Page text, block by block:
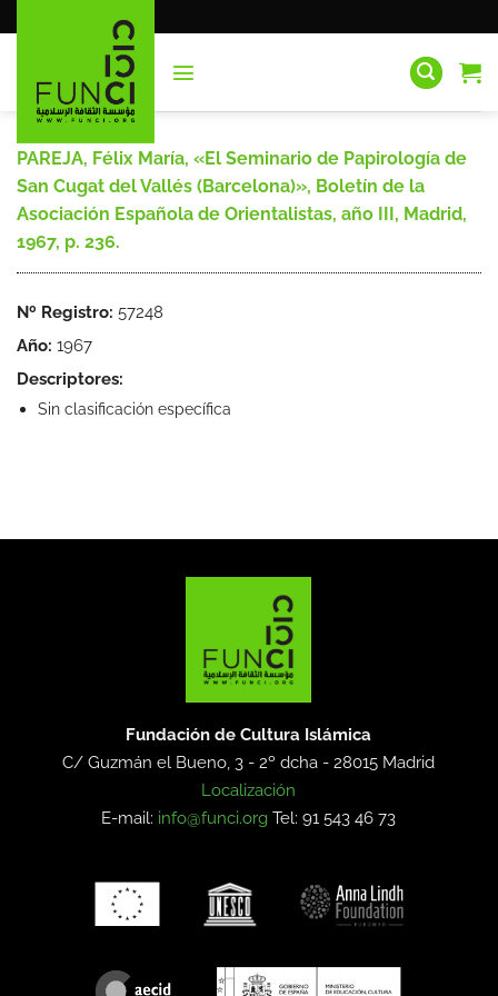
al
PAREJA, Félix María, «El Seminario de Papirología de
San Cugat del Vallés (Barcelona)», Boletín de la
Asociación Española de Orientalistas, año III, Madrid,
1967, p. 236.
Nº Registro: 57248
Año: 1967
Descriptores:
Sin clasificación específica
Fundación de Cultura Islámica
C/ Guzmán el Bueno, 3 - 2º dcha -28015 Madrid
Localización
E-mail: info@funci.org Tel: 91 543 46 73